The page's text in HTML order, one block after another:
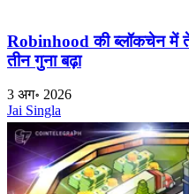
Robinhood की ब्लॉकचेन में
तीन गुना बढ़ा
3 अग॰ 2026
Jai Singla